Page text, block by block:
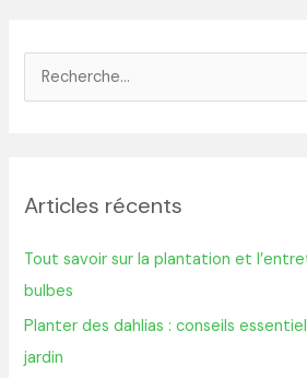
e
c
h
e
r
Articles récents
Tout savoir sur la plantation et
bulbes
Planter des dahlias : conseils
jardin